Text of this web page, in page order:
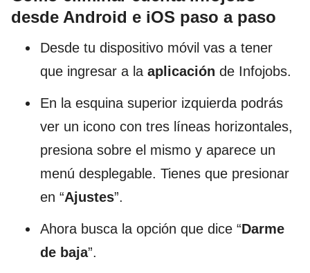
desde Android e iOS paso a paso
Desde tu dispositivo móvil vas a tener
que ingresar a la aplicación de Infojobs.
En la esquina superior izquierda podrás
ver un icono con tres líneas horizontales,
presiona sobre el mismo y aparece un
menú desplegable. Tienes que presionar
en “Ajustes”.
Ahora busca la opción que dice “Darme
de baja”.